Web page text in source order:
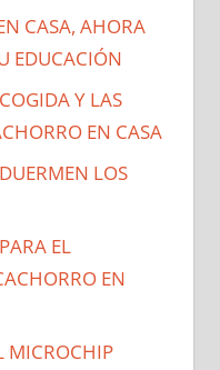
CASA, AHORA
EDUCACIÓN
Y LAS
EN CASA
LOS
EL
EN
MICROCHIP